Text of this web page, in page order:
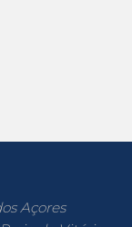
Açores